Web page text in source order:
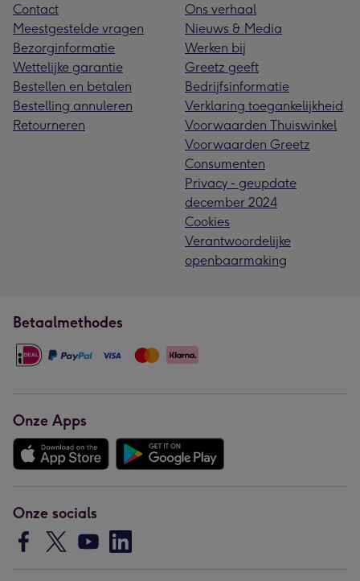
Contact
Meestgestelde vragen
Bezorginformatie
Wettelijke garantie
Bestellen en betalen
Bestelling annuleren
Retourneren
Ons verhaal
Nieuws & Media
Werken bij
Greetz geeft
Bedrijfsinformatie
Verklaring toegankelijkheid
Voorwaarden Thuiswinkel
Voorwaarden Greetz
Consumenten
Privacy - geupdate
december 2024
Cookies
Verantwoordelijke
openbaarmaking
Betaalmethodes
Onze Apps
Onze socials